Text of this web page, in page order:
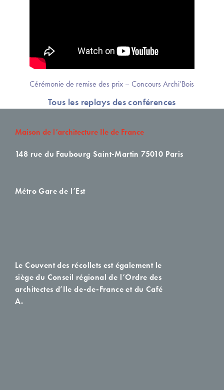
Cérémonie de remise des prix – Concours Archi’Bois
Tous les replays des conférences
Maison de l’architecture Ile de France
148 rue du Faubourg Saint-Martin 75010 Paris
Métro Gare de l’Est
Le Couvent des récollets est également le
siège du Conseil régional de l’Ordre des
architectes d’Ile de-de-France et du Café
A.